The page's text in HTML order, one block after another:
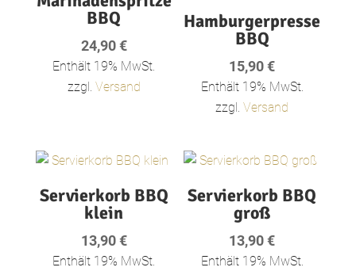
BBQ
24,90€
Enthält 19% MwSt.
zzgl. Versand
Hamburgerpresse
BBQ
15,90€
Enthält 19% MwSt.
zzgl.Versand
Servierkorb BBQ
klein
13,90€
Enthält 19% MwSt.
Servierkorb BBQ
groß
13,90€
Enthält 19% MwSt.